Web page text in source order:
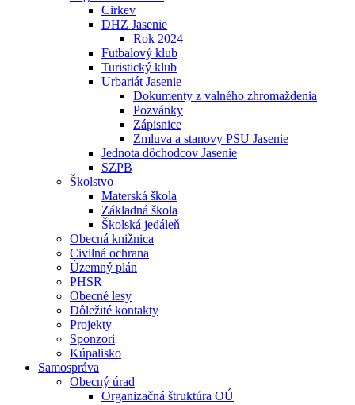
Cirkev
DHZ Jasenie
Rok 2024
Futbalový klub
Turistický klub
Urbariát Jasenie
Dokumenty z valného zhromaždenia
Pozvánky
Zápisnice
Zmluva a stanovy PSU Jasenie
Jednota dôchodcov Jasenie
SZPB
Školstvo
Materská škola
Základná škola
Školská jedáleň
Obecná knižnica
Civilná ochrana
Územný plán
PHSR
Obecné lesy
Dôležité kontakty
Projekty
Sponzori
Kúpalisko
Samospráva
Obecný úrad
Organizačná štruktúra OÚ